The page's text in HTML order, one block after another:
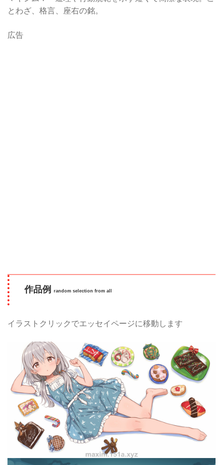
とわざ、格言、座右の銘。
広告
作品例 random selection from all
イラストクリックでエッセイページに移動します